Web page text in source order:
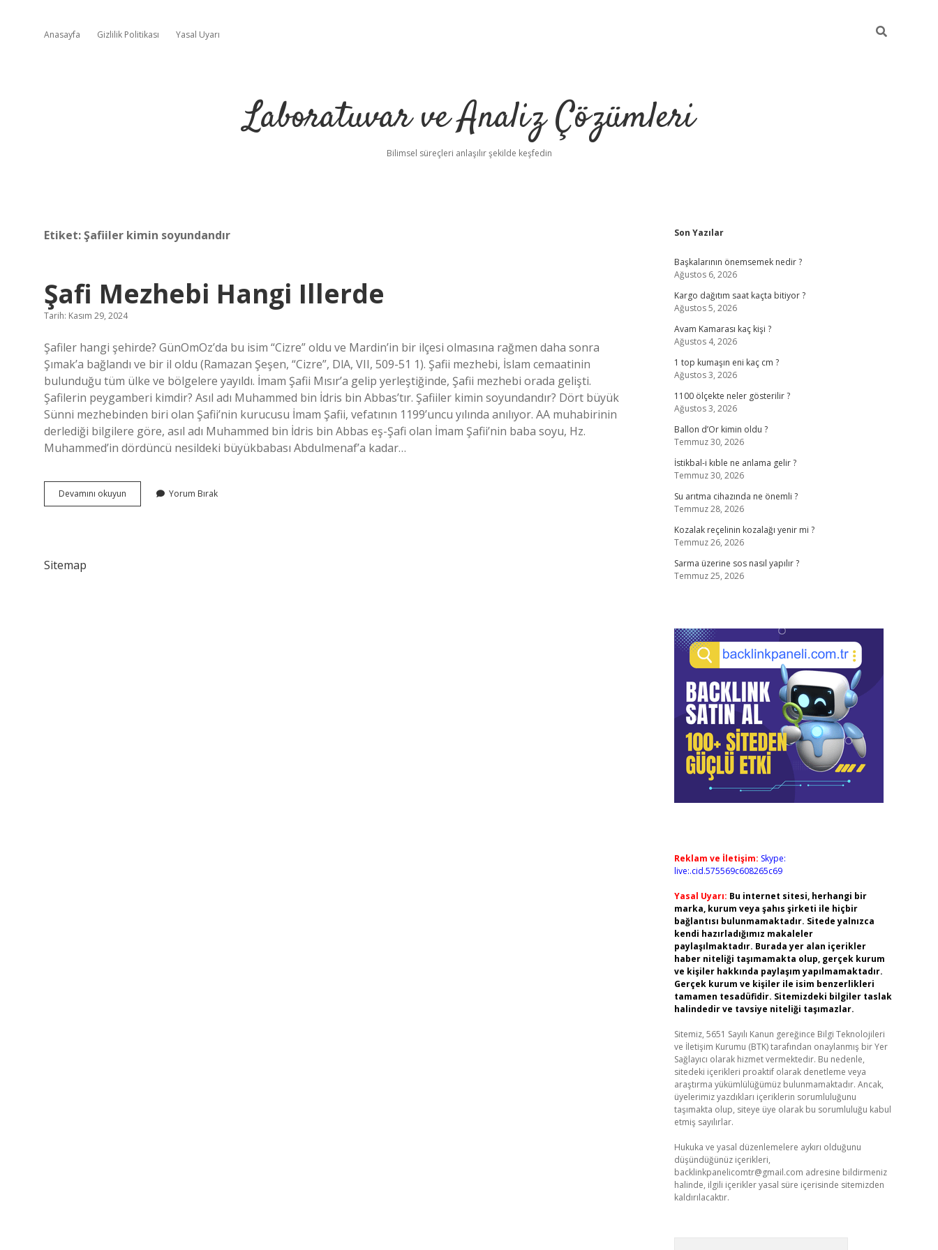
Anasayfa Gizlilik Politikası Yasal Uyarı
Laboratuvar ve Analiz Çözümleri
Bilimsel süreçleri anlaşılır şekilde keşfedin
Etiket:Şafiiler kimin soyundandır
Şafi Mezhebi Hangi Illerde
Tarih: Kasım 29, 2024
Şafiler hangi şehirde? GünOmOz’da bu isim “Cizre” oldu ve Mardin’in bir ilçesi olmasına rağmen daha sonra
Şımak’a bağlandı ve bir il oldu (Ramazan Şeşen, “Cizre”, DlA, VII, 509-51 1). Şafii mezhebi, İslam cemaatinin
bulunduğu tüm ülke ve bölgelere yayıldı. İmam Şafii Mısır’a gelip yerleştiğinde, Şafii mezhebi orada gelişti.
Şafilerin peygamberi kimdir? Asıl adı Muhammed bin İdris bin Abbas’tır. Şafiiler kimin soyundandır? Dört büyük
Sünni mezhebinden biri olan Şafii’nin kurucusu İmam Şafii, vefatının 1199’uncu yılında anılıyor. AA muhabirinin
derlediği bilgilere göre, asıl adı Muhammed bin İdris bin Abbas eş-Şafi olan İmam Şafii’nin baba soyu, Hz.
Muhammed’in dördüncü nesildeki büyükbabası Abdulmenaf’a kadar…
Devamını okuyun
Mezhebi
Yorum Bırak
Sitemap
Sidebar
Son Yazılar
Başkalarının önemsemek nedir ?
Ağustos 6, 2026
Kargo dağıtım saat kaçta bitiyor ?
Ağustos 5, 2026
Avam Kamarası kaç kişi ?
Ağustos 4, 2026
1 top kumaşın eni kaç cm ?
Ağustos 3, 2026
1100 ölçekte neler gösterilir ?
Ağustos 3, 2026
Ballon d’Or kimin oldu ?
Temmuz 30, 2026
İstikbal-i kıble ne anlama gelir ?
Temmuz 30, 2026
Su arıtma cihazında ne önemli ?
Temmuz 28, 2026
Kozalak reçelinin kozalağı yenir mi ?
Temmuz 26, 2026
Sarma üzerine sos nasıl yapılır ?
Temmuz 25, 2026
Reklam ve İletişim: Skype:
live:.cid.575569c608265c69
Yasal Uyarı: Bu internet sitesi, herhangi bir
marka, kurum veya şahıs şirketi ile hiçbir
bağlantısı bulunmamaktadır. Sitede yalnızca
kendi hazırladığımız makaleler
paylaşılmaktadır. Burada yer alan içerikler
haber niteliği taşımamakta olup, gerçek kurum
ve kişiler hakkında paylaşım yapılmamaktadır.
Gerçek kurum ve kişiler ile isim benzerlikleri
tamamen tesadüfidir. Sitemizdeki bilgiler taslak
halindedir ve tavsiye niteliği taşımazlar.
Sitemiz, 5651 Sayılı Kanun gereğince Bilgi Teknolojileri
ve İletişim Kurumu (BTK) tarafından onaylanmış bir Yer
Sağlayıcı olarak hizmet vermektedir. Bu nedenle,
sitedeki içerikleri proaktif olarak denetleme veya
araştırma yükümlülüğümüz bulunmamaktadır. Ancak,
üyelerimiz yazdıkları içeriklerin sorumluluğunu
taşımakta olup, siteye üye olarak bu sorumluluğu kabul
etmiş sayılırlar.
Hukuka ve yasal düzenlemelere aykırı olduğunu
düşündüğünüz içerikleri,
backlinkpanelicomtr@gmail.com adresine bildirmeniz
halinde, ilgili içerikler yasal süre içerisinde sitemizden
kaldırılacaktır.